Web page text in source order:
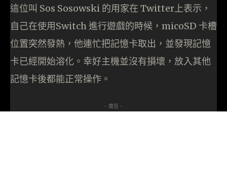
這位叫 Sos Sosowski 的用家在 Twitter上表示，
自己在使用Switch 進行遊戲的時候，micoSD 卡槽
位置突然發熱，他連忙把記憶卡取出，並發現記憶
卡已經開始溶化。幸好主機並沒有損壞，放入其他
記憶卡後都能正常操作。
- 廣告 -